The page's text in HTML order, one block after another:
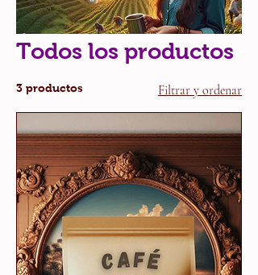
Todos los productos
3 productos Filtrar y ordenar